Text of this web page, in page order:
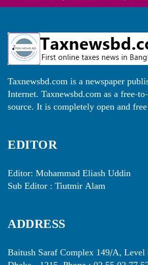
Taxnewsbd.com is a newspaper
Internet. Taxnewsbd.com as a free-
source. It is completely open and
EDITOR
Editor: Mohammad Eliash Uddin
Sub Editor : Tiutmir Alam
ADDRESS
Baitush Saraf Complex 149/A, Level